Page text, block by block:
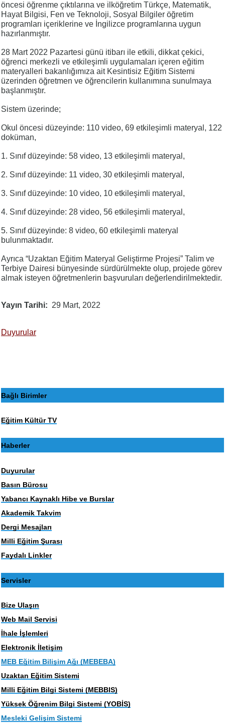
öncesi öğrenme çıktılarına ve ilköğretim Türkçe, Matematik,
Hayat Bilgisi, Fen ve Teknoloji, Sosyal Bilgiler öğretim
programları içeriklerine ve İngilizce programlarına uygun
hazırlanmıştır.
28 Mart 2022 Pazartesi günü itibarı ile etkili, dikkat çekici,
öğrenci merkezli ve etkileşimli uygulamaları içeren eğitim
materyalleri bakanlığımıza ait Kesintisiz Eğitim Sistemi
üzerinden öğretmen ve öğrencilerin kullanımına sunulmaya
başlanmıştır.
Sistem üzerinde;
Okul öncesi düzeyinde: 110 video, 69 etkileşimli materyal, 122
doküman,
1. Sınıf düzeyinde: 58 video, 13 etkileşimli materyal,
2. Sınıf düzeyinde: 11 video, 30 etkileşimli materyal,
3. Sınıf düzeyinde: 10 video, 10 etkileşimli materyal,
4. Sınıf düzeyinde: 28 video, 56 etkileşimli materyal,
5. Sınıf düzeyinde: 8 video, 60 etkileşimli materyal
bulunmaktadır.
Ayrıca “Uzaktan Eğitim Materyal Geliştirme Projesi” Talim ve
Terbiye Dairesi bünyesinde sürdürülmekte olup, projede görev
almak isteyen öğretmenlerin başvuruları değerlendirilmektedir.
Yayın Tarihi 29 Mart, 2022
Duyurular
Bağlı Birimler
Eğitim Kültür TV
Haberler
Duyurular
Basın Bürosu
Yabancı Kaynaklı Hibe ve Burslar
Akademik Takvim
Dergi Mesajları
Milli Eğitim Şurası
Faydalı Linkler
Servisler
Bize Ulaşın
Web Mail Servisi
İhale İşlemleri
Elektronik İletişim
MEB Eğitim Bilişim Ağı (MEBEBA)
Uzaktan Eğitim Sistemi
Milli Eğitim Bilgi Sistemi (MEBBIS)
Yüksek Öğrenim Bilgi Sistemi (YOBİS)
Mesleki Gelişim Sistemi